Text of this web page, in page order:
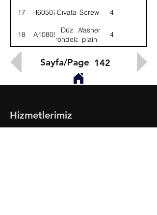
17 SH605074Cıvata Screw 4
18 WA108054
Düz
rondela
Washer,
plain
4
Sayfa/Page 142
Hizmetlerimiz